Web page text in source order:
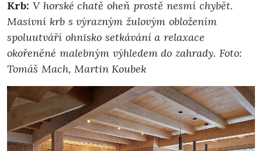
Krb: V horské chatě oheň prostě nesmí chybět.
Masivní krb s výrazným žulovým obložením
spoluutváří ohnisko setkávání a relaxace
okořeněné malebným výhledem do zahrady. Foto:
Tomáš Mach, Martin Koubek